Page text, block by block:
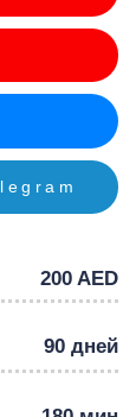
200 AED
90 дней